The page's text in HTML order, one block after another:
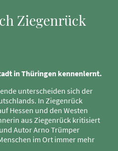
Ziegenrück
in Thüringen kennenlernt.
unterscheiden sich der
In Ziegenrück
Hessen und den Westen
aus Ziegenrück kritisiert
Autor Arno Trümper
im Ort immer mehr